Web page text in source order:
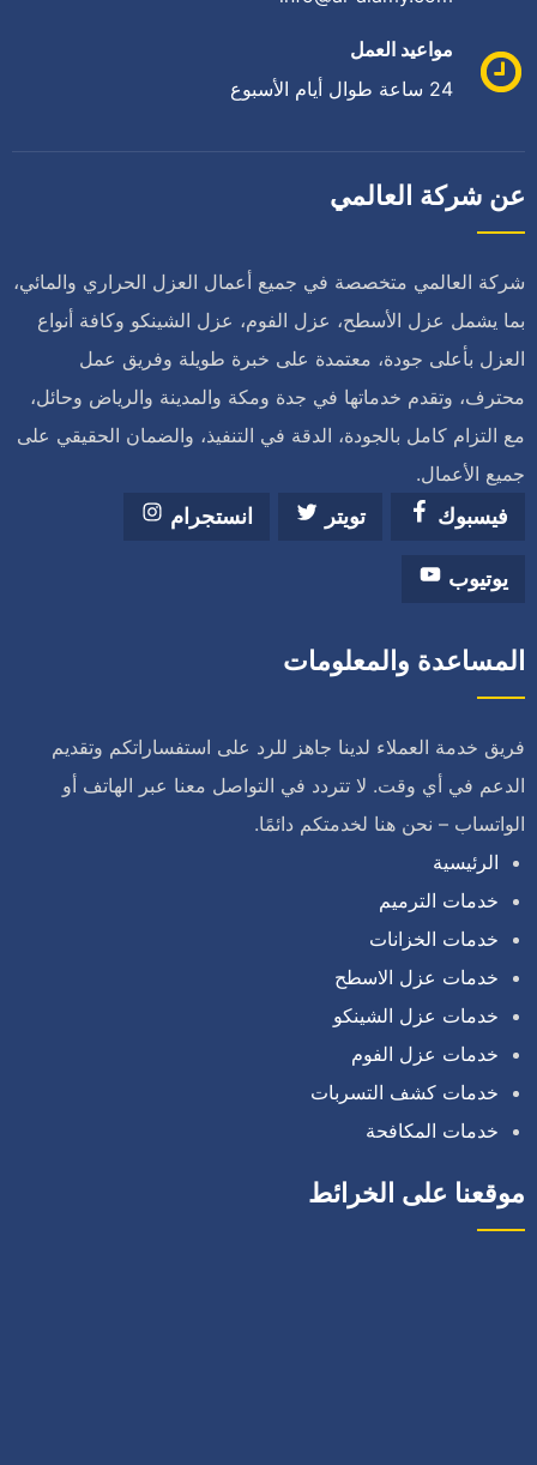
مواعيد العمل
24 ساعة طوال أيام الأسبوع
عن شركة العالمي
شركة العالمي متخصصة في جميع أعمال العزل الحراري والمائي،
بما يشمل عزل الأسطح، عزل الفوم، عزل الشينكو وكافة أنواع
العزل بأعلى جودة، معتمدة على خبرة طويلة وفريق عمل
محترف، وتقدم خدماتها في جدة ومكة والمدينة والرياض وحائل،
مع التزام كامل بالجودة، الدقة في التنفيذ، والضمان الحقيقي على
جميع الأعمال.
فيسبوك
تويتر انستجرام
يوتيوب
المساعدة والمعلومات
فريق خدمة العملاء لدينا جاهز للرد على استفساراتكم وتقديم
الدعم في أي وقت. لا تتردد في التواصل معنا عبر الهاتف أو
الواتساب – نحن هنا لخدمتكم دائمًا.
الرئيسية
خدمات الترميم
خدمات الخزانات
خدمات عزل الاسطح
خدمات عزل الشينكو
خدمات عزل الفوم
خدمات كشف التسربات
خدمات المكافحة
موقعنا على الخرائط